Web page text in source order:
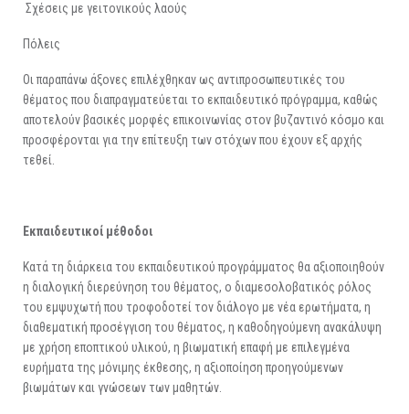
Σχέσεις με γειτονικούς λαούς
Πόλεις
Οι παραπάνω άξονες επιλέχθηκαν ως αντιπροσωπευτικές του
θέματος που διαπραγματεύεται το εκπαιδευτικό πρόγραμμα, καθώς
αποτελούν βασικές μορφές επικοινωνίας στον βυζαντινό κόσμο και
προσφέρονται για την επίτευξη των στόχων που έχουν εξ αρχής
τεθεί.
Εκπαιδευτικοί μέθοδοι
Κατά τη διάρκεια του εκπαιδευτικού προγράμματος θα αξιοποιηθούν
η διαλογική διερεύνηση του θέματος, ο διαμεσολοβατικός ρόλος
του εμψυχωτή που τροφοδοτεί τον διάλογο με νέα ερωτήματα, η
διαθεματική προσέγγιση του θέματος, η καθοδηγούμενη ανακάλυψη
με χρήση εποπτικού υλικού, η βιωματική επαφή με επιλεγμένα
ευρήματα της μόνιμης έκθεσης, η αξιοποίηση προηγούμενων
βιωμάτων και γνώσεων των μαθητών.